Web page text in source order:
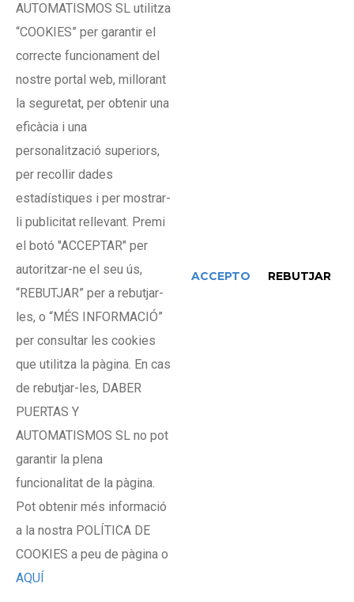
Canal de niló de Rueda
Roda niló caixa
AUTOMATISMOS SL utilitza
“COOKIES” per garantir el
correcte funcionament del
nostre portal web, millorant
la seguretat, per obtenir una
eficàcia i una
personalització superiors,
per recollir dades
estadístiques i per mostrar-
li publicitat rellevant. Premi
el botó "ACCEPTAR" per
autoritzar-ne el seu ús,
“REBUTJAR” per a rebutjar-
les, o “MÉS INFORMACIÓ”
per consultar les cookies
que utilitza la pàgina. En cas
de rebutjar-les, DABER
PUERTAS Y
AUTOMATISMOS SL no pot
garantir la plena
funcionalitat de la pàgina.
Pot obtenir més informació
a la nostra POLÍTICA DE
COOKIES a peu de pàgina o
AQUÍ
ACCEPTO REBUTJAR